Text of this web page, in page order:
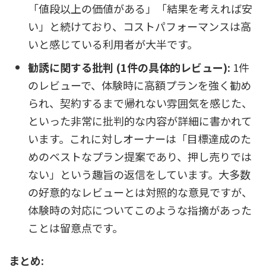
「値段以上の価値がある」「結果を考えれば安
い」と続けており、コストパフォーマンスは高
いと感じている利用者が大半です。
勧誘に関する批判 (1件の具体的レビュー): 1件
のレビューで、体験時に高額プランを強く勧め
られ、契約するまで帰れない雰囲気を感じた、
といった非常に批判的な内容が詳細に書かれて
います。これに対しオーナーは「目標達成のた
めのベストなプラン提案であり、押し売りでは
ない」という趣旨の返信をしています。大多数
の好意的なレビューとは対照的な意見ですが、
体験時の対応についてこのような指摘があった
ことは留意点です。
まとめ: